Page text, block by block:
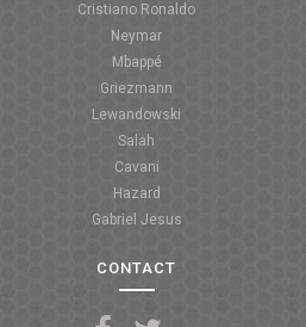
Cristiano Ronaldo
Neymar
Mbappé
Griezmann
Lewandowski
Salah
Cavani
Hazard
Gabriel Jesus
CONTACT